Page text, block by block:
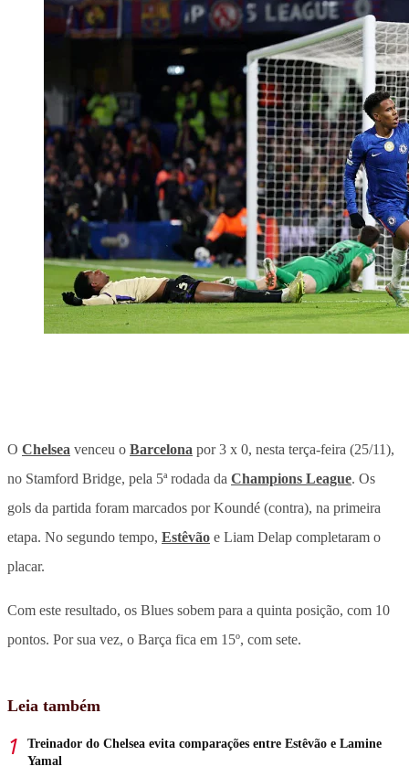
O Chelsea venceu o Barcelona por 3 x 0, nesta terça-feira (25/11),
no Stamford Bridge, pela 5ª rodada da Champions League. Os
gols da partida foram marcados por Koundé (contra), na primeira
etapa. No segundo tempo, Estêvão e Liam Delap completaram o
placar.
Com este resultado, os Blues sobem para a quinta posição, com 10
pontos. Por sua vez, o Barça fica em 15º, com sete.
Leia também
Treinador do Chelsea evita comparações entre Estêvão e Lamine
Yamal